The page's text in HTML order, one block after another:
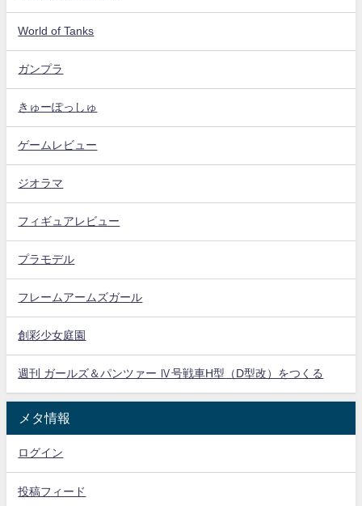
World of Tanks
ガンプラ
きゅーぽっしゅ
ゲームレビュー
ジオラマ
フィギュアレビュー
プラモデル
フレームアームズガール
創彩少女庭園
週刊 ガールズ＆パンツァー Ⅳ号戦車H型（D型改）をつくる
メタ情報
ログイン
投稿フィード